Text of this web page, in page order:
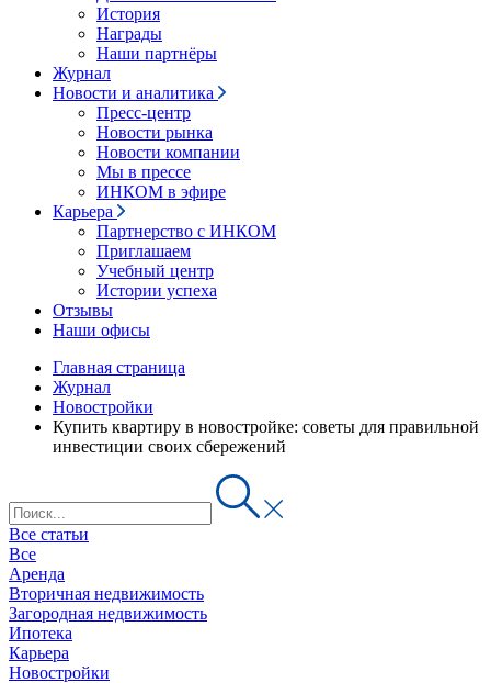
История
Награды
Наши партнёры
Журнал
Новости и аналитика
Пресс-центр
Новости рынка
Новости компании
Мы в прессе
ИНКОМ в эфире
Карьера
Партнерство с ИНКОМ
Приглашаем
Учебный центр
Истории успеха
Отзывы
Наши офисы
Главная страница
Журнал
Новостройки
Купить квартиру в новостройке: советы для правильной
инвестиции своих сбережений
Все статьи
Все
Аренда
Вторичная недвижимость
Загородная недвижимость
Ипотека
Карьера
Новостройки